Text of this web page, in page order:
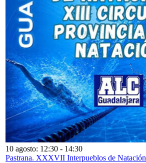
10 agosto: 12:30 - 14:30
Pastrana. XXXVII Interpueblos de Natación